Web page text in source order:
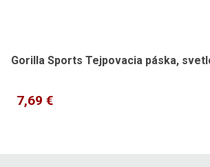
Gorilla Sports Tejpovacia páska,
7,69 €